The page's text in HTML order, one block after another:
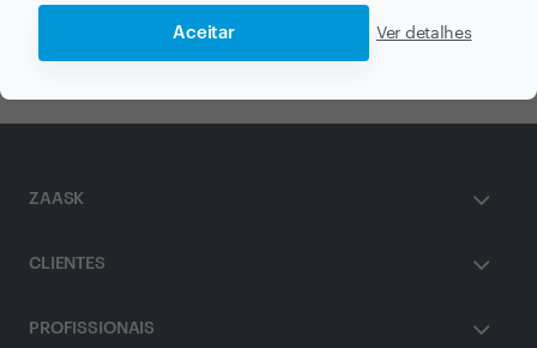
Aceitar Ver detalhes
Fisioterapeuta em porto
ZAASK
CLIENTES
PROFISSIONAIS